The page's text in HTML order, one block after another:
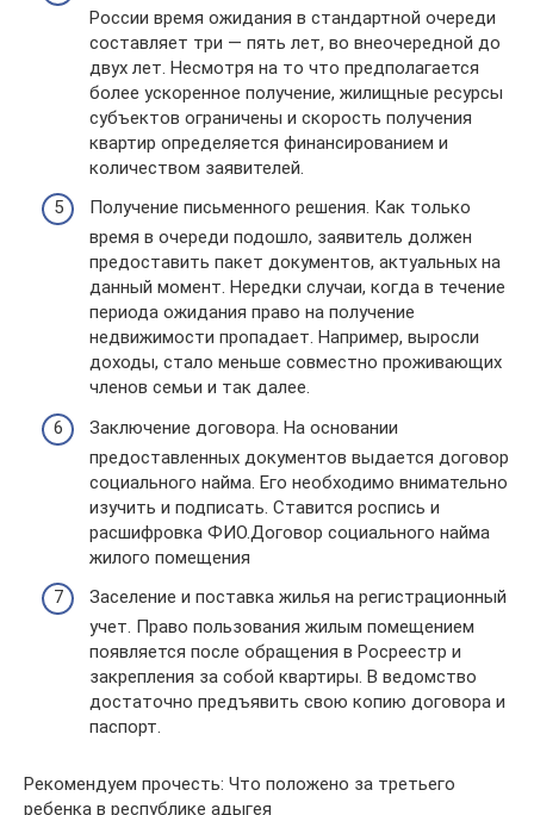
России время ожидания в стандартной очереди
составляет три — пять лет, во внеочередной до
двух лет. Несмотря на то что предполагается
более ускоренное получение, жилищные ресурсы
субъектов ограничены и скорость получения
квартир определяется финансированием и
количеством заявителей.
Получение письменного решения. Как только
время в очереди подошло, заявитель должен
предоставить пакет документов, актуальных на
данный момент. Нередки случаи, когда в течение
периода ожидания право на получение
недвижимости пропадает. Например, выросли
доходы, стало меньше совместно проживающих
членов семьи и так далее.
Заключение договора. На основании
предоставленных документов выдается договор
социального найма. Его необходимо внимательно
изучить и подписать. Ставится роспись и
расшифровка ФИО.Договор социального найма
жилого помещения
Заселение и поставка жилья на регистрационный
учет. Право пользования жилым помещением
появляется после обращения в Росреестр и
закрепления за собой квартиры. В ведомство
достаточно предъявить свою копию договора и
паспорт.
Рекомендуем прочесть: Что положено за третьего
ребенка в республике адыгея